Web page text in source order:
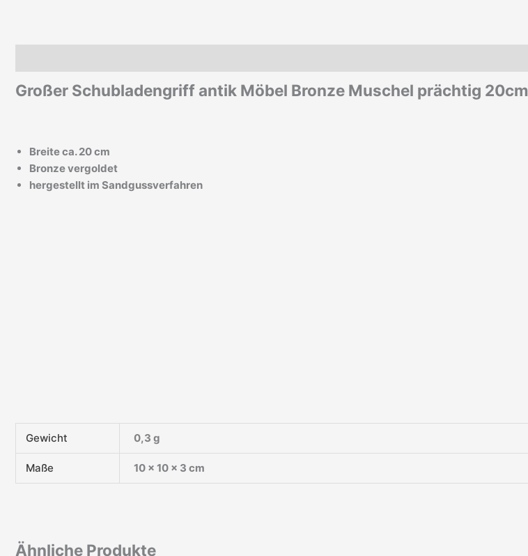
Großer Schubladengriff antik Möbel Bronze Muschel prächtig 20cm
Breite ca. 20 cm
Bronze vergoldet
hergestellt im Sandgussverfahren
Gewicht 0,3 g
Maße 10 × 10 × 3 cm
Ähnliche Produkte